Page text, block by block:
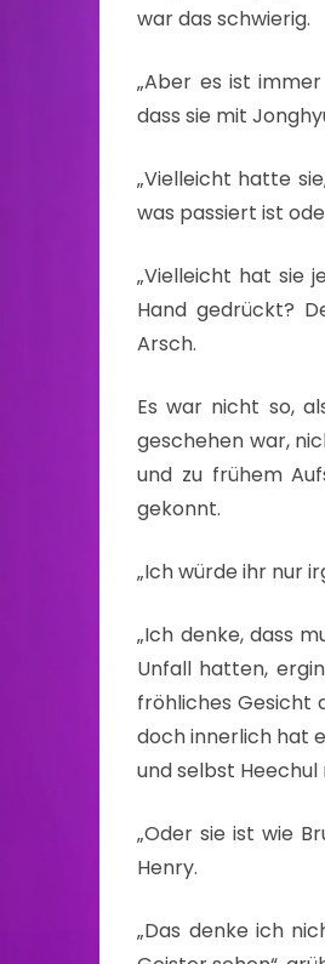
war das schwierig.
„Aber es ist
dass sie mit
„Vielleicht hatte
was passiert ist
„Vielleicht hat sie
Hand gedrückt?
Arsch.
Es war nicht so,
geschehen war,
und zu frühem
gekonnt.
„Ich würde ihr nur
„Ich denke, dass
Unfall hatten,
fröhliches Gesicht
doch innerlich hat
und selbst Heechul
„Oder sie ist wie
Henry.
„Das denke ich